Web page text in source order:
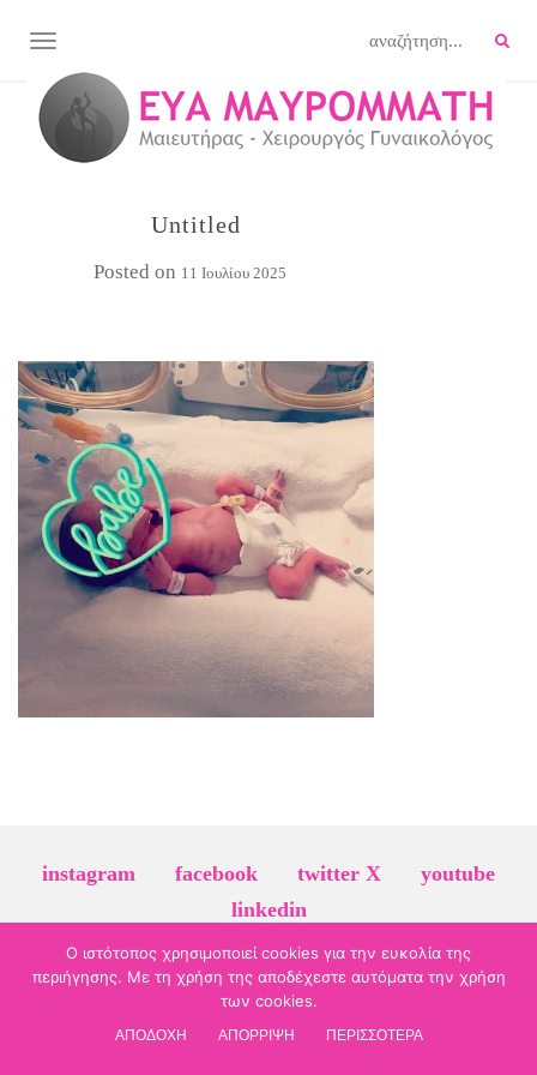
TOGGLE NAVIGATION
Untitled
Posted on 11 Ιουλίου 2025
instagram facebook twitter X
youtube
linkedin
© 2026 evamavrommati-gyn.gr | τηλ. επικοινωνίας: 2610 278 831| Πάτρα
Πολιτική Προστασίας Προσωπικών Δεδομένων
Ο ιστότοπος χρησιμοποιεί cookies για την ευκολία της
περιήγησης. Με τη χρήση της αποδέχεστε αυτόματα την χρήση
των cookies.
ΑΠΟΔΟΧΗ ΑΠΟΡΡΙΨΗ ΠΕΡΙΣΣΟΤΕΡΑ